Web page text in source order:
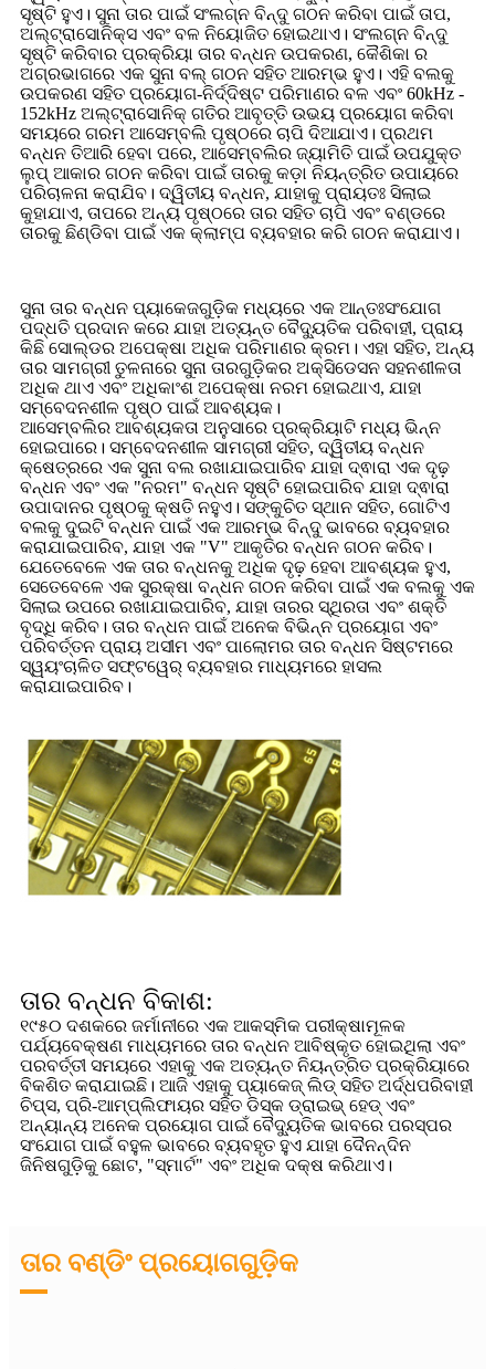
ସୃଷ୍ଟି ହୁଏ। ସୁନା ତାର ପାଇଁ ସଂଲଗ୍ନ ବିନ୍ଦୁ ଗଠନ କରିବା ପାଇଁ ତାପ,
ଅଲ୍ଟ୍ରାସୋନିକ୍ସ ଏବଂ ବଳ ନିୟୋଜିତ ହୋଇଥାଏ। ସଂଲଗ୍ନ ବିନ୍ଦୁ
ସୃଷ୍ଟି କରିବାର ପ୍ରକ୍ରିୟା ତାର ବନ୍ଧନ ଉପକରଣ, କୈଶିକା ର
ଅଗ୍ରଭାଗରେ ଏକ ସୁନା ବଲ୍ ଗଠନ ସହିତ ଆରମ୍ଭ ହୁଏ। ଏହି ବଲକୁ
ଉପକରଣ ସହିତ ପ୍ରୟୋଗ-ନିର୍ଦ୍ଦିଷ୍ଟ ପରିମାଣର ବଳ ଏବଂ 60kHz -
152kHz ଅଲ୍ଟ୍ରାସୋନିକ୍ ଗତିର ଆବୃତ୍ତି ଉଭୟ ପ୍ରୟୋଗ କରିବା
ସମୟରେ ଗରମ ଆସେମ୍ବଲି ପୃଷ୍ଠରେ ଚାପି ଦିଆଯାଏ। ପ୍ରଥମ
ବନ୍ଧନ ତିଆରି ହେବା ପରେ, ଆସେମ୍ବଲିର ଜ୍ୟାମିତି ପାଇଁ ଉପଯୁକ୍ତ
ଲୁପ୍ ଆକାର ଗଠନ କରିବା ପାଇଁ ତାରକୁ କଡ଼ା ନିୟନ୍ତ୍ରିତ ଉପାୟରେ
ପରିଚାଳନା କରାଯିବ। ଦ୍ୱିତୀୟ ବନ୍ଧନ, ଯାହାକୁ ପ୍ରାୟତଃ ସିଲାଇ
କୁହାଯାଏ, ତାପରେ ଅନ୍ୟ ପୃଷ୍ଠରେ ତାର ସହିତ ଚାପି ଏବଂ ବଣ୍ଡରେ
ତାରକୁ ଛିଣ୍ଡିବା ପାଇଁ ଏକ କ୍ଲାମ୍ପ ବ୍ୟବହାର କରି ଗଠନ କରାଯାଏ।
ସୁନା ତାର ବନ୍ଧନ ପ୍ୟାକେଜଗୁଡ଼ିକ ମଧ୍ୟରେ ଏକ ଆନ୍ତଃସଂଯୋଗ
ପଦ୍ଧତି ପ୍ରଦାନ କରେ ଯାହା ଅତ୍ୟନ୍ତ ବୈଦ୍ୟୁତିକ ପରିବାହୀ, ପ୍ରାୟ
କିଛି ସୋଲ୍ଡର ଅପେକ୍ଷା ଅଧିକ ପରିମାଣର କ୍ରମ। ଏହା ସହିତ, ଅନ୍ୟ
ତାର ସାମଗ୍ରୀ ତୁଳନାରେ ସୁନା ତାରଗୁଡ଼ିକର ଅକ୍ସିଡେସନ ସହନଶୀଳତା
ଅଧିକ ଥାଏ ଏବଂ ଅଧିକାଂଶ ଅପେକ୍ଷା ନରମ ହୋଇଥାଏ, ଯାହା
ସମ୍ବେଦନଶୀଳ ପୃଷ୍ଠ ପାଇଁ ଆବଶ୍ୟକ।
ଆସେମ୍ବଲିର ଆବଶ୍ୟକତା ଅନୁସାରେ ପ୍ରକ୍ରିୟାଟି ମଧ୍ୟ ଭିନ୍ନ
ହୋଇପାରେ। ସମ୍ବେଦନଶୀଳ ସାମଗ୍ରୀ ସହିତ, ଦ୍ୱିତୀୟ ବନ୍ଧନ
କ୍ଷେତ୍ରରେ ଏକ ସୁନା ବଲ ରଖାଯାଇପାରିବ ଯାହା ଦ୍ଵାରା ଏକ ଦୃଢ଼
ବନ୍ଧନ ଏବଂ ଏକ "ନରମ" ବନ୍ଧନ ସୃଷ୍ଟି ହୋଇପାରିବ ଯାହା ଦ୍ଵାରା
ଉପାଦାନର ପୃଷ୍ଠକୁ କ୍ଷତି ନହୁଏ। ସଙ୍କୁଚିତ ସ୍ଥାନ ସହିତ, ଗୋଟିଏ
ବଲକୁ ଦୁଇଟି ବନ୍ଧନ ପାଇଁ ଏକ ଆରମ୍ଭ ବିନ୍ଦୁ ଭାବରେ ବ୍ୟବହାର
କରାଯାଇପାରିବ, ଯାହା ଏକ "V" ଆକୃତିର ବନ୍ଧନ ଗଠନ କରିବ।
ଯେତେବେଳେ ଏକ ତାର ବନ୍ଧନକୁ ଅଧିକ ଦୃଢ଼ ହେବା ଆବଶ୍ୟକ ହୁଏ,
ସେତେବେଳେ ଏକ ସୁରକ୍ଷା ବନ୍ଧନ ଗଠନ କରିବା ପାଇଁ ଏକ ବଲକୁ ଏକ
ସିଲାଇ ଉପରେ ରଖାଯାଇପାରିବ, ଯାହା ତାରର ସ୍ଥିରତା ଏବଂ ଶକ୍ତି
ବୃଦ୍ଧି କରିବ। ତାର ବନ୍ଧନ ପାଇଁ ଅନେକ ବିଭିନ୍ନ ପ୍ରୟୋଗ ଏବଂ
ପରିବର୍ତ୍ତନ ପ୍ରାୟ ଅସୀମ ଏବଂ ପାଲୋମର ତାର ବନ୍ଧନ ସିଷ୍ଟମରେ
ସ୍ୱୟଂଚାଳିତ ସଫ୍ଟୱେର୍ ବ୍ୟବହାର ମାଧ୍ୟମରେ ହାସଲ
କରାଯାଇପାରିବ।
ତାର ବନ୍ଧନ ବିକାଶ:
୧୯୫୦ ଦଶକରେ ଜର୍ମାନୀରେ ଏକ ଆକସ୍ମିକ ପରୀକ୍ଷାମୂଳକ
ପର୍ଯ୍ୟବେକ୍ଷଣ ମାଧ୍ୟମରେ ତାର ବନ୍ଧନ ଆବିଷ୍କୃତ ହୋଇଥିଲା ଏବଂ
ପରବର୍ତ୍ତୀ ସମୟରେ ଏହାକୁ ଏକ ଅତ୍ୟନ୍ତ ନିୟନ୍ତ୍ରିତ ପ୍ରକ୍ରିୟାରେ
ବିକଶିତ କରାଯାଇଛି। ଆଜି ଏହାକୁ ପ୍ୟାକେଜ୍ ଲିଡ୍ ସହିତ ଅର୍ଦ୍ଧପରିବାହୀ
ଚିପ୍ସ, ପ୍ରି-ଆମ୍ପ୍ଲିଫାୟର ସହିତ ଡିସ୍କ ଡ୍ରାଇଭ୍ ହେଡ୍ ଏବଂ
ଅନ୍ୟାନ୍ୟ ଅନେକ ପ୍ରୟୋଗ ପାଇଁ ବୈଦ୍ୟୁତିକ ଭାବରେ ପରସ୍ପର
ସଂଯୋଗ ପାଇଁ ବହୁଳ ଭାବରେ ବ୍ୟବହୃତ ହୁଏ ଯାହା ଦୈନନ୍ଦିନ
ଜିନିଷଗୁଡ଼ିକୁ ଛୋଟ, "ସ୍ମାର୍ଟ" ଏବଂ ଅଧିକ ଦକ୍ଷ କରିଥାଏ।
ତାର ବଣ୍ଡିଂ ପ୍ରୟୋଗଗୁଡ଼ିକ